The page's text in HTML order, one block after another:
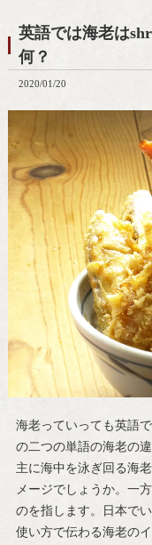
英語では海老は
何？
2020/01/20
海老っていっても英語
の二つの単語の海老の
主に海中を泳ぎ回る海
メージでしょうか。一
のを指します。日本で
使い方で伝わる海老の